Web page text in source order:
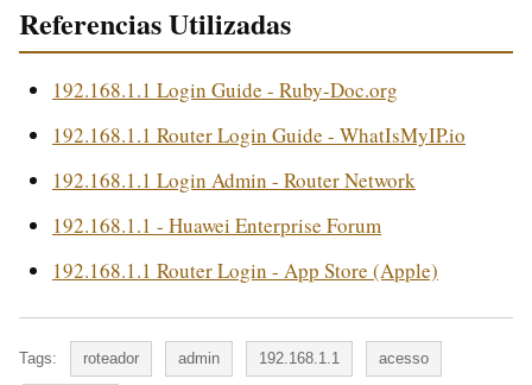
Referencias Utilizadas
192.168.1.1 Login Guide - Ruby-Doc.org
192.168.1.1 Router Login Guide - WhatIsMyIP.io
192.168.1.1 Login Admin - Router Network
192.168.1.1 - Huawei Enterprise Forum
192.168.1.1 Router Login - App Store (Apple)
Tags: roteador admin 192.168.1.1 acesso